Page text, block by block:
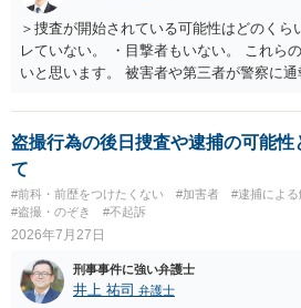
＞捜査が開始されている可能性はどのく
レていない。 ・目撃者もいない。 これら
いと思います。 被害者や第三者が警察に
からです。 保護観察期間中とのことです
受けるなども検討なさると良いと思います
盗撮行為の後日捜査や逮捕の可能性
て
#前科・前歴をつけたくない #加害者
#逮捕によ
#盗撮・のぞき
#不起訴
2026年7月27日
刑事事件に強い弁護士
井上 祐司 弁護士